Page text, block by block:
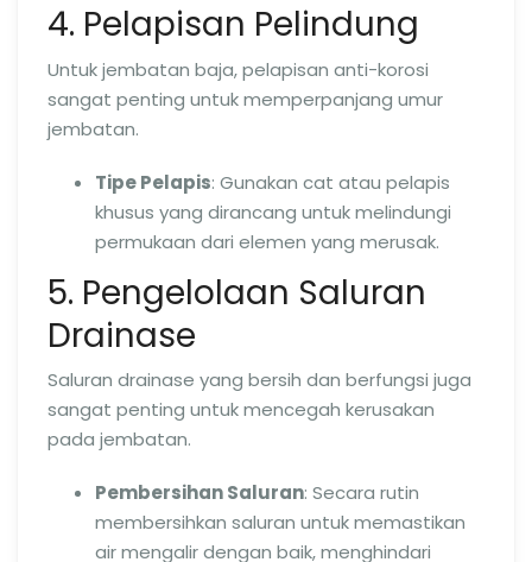
4. Pelapisan Pelindung
Untuk jembatan baja, pelapisan anti-korosi
sangat penting untuk memperpanjang umur
jembatan.
Tipe Pelapis: Gunakan cat atau pelapis
khusus yang dirancang untuk melindungi
permukaan dari elemen yang merusak.
5. Pengelolaan Saluran
Drainase
Saluran drainase yang bersih dan berfungsi juga
sangat penting untuk mencegah kerusakan
pada jembatan.
Pembersihan Saluran: Secara rutin
membersihkan saluran untuk memastikan
air mengalir dengan baik, menghindari